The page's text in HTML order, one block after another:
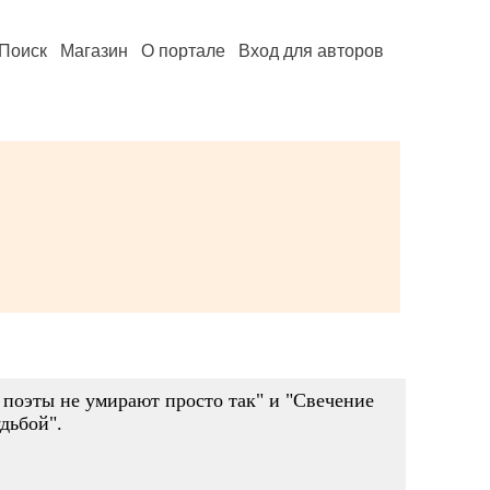
Поиск Магазин О портале Вход для авторов
не умирают просто так" и "Свечение